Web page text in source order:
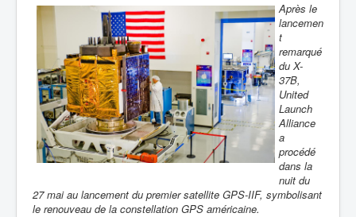
Après le
lancemen
t
remarqué
du X-
37B,
United
Launch
Alliance
a
procédé
dans la
nuit du
27 mai au lancement du premier satellite GPS-IIF, symbolisant
le renouveau de la constellation GPS américaine.